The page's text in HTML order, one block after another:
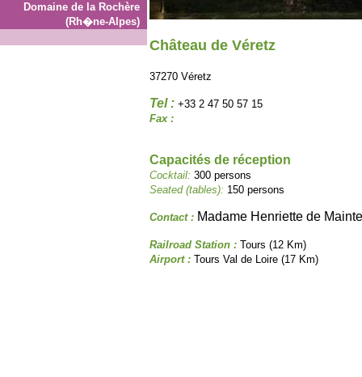
Domaine de la Rochère
(Rh�ne-Alpes)
Château de Véretz
37270 Véretz
Tel : +33 2 47 50 57 15
Fax :
Capacités de réception
Cocktail: 300 persons
Seated (tables): 150 persons
Contact : Madame Henriette de
Railroad Station : Tours (12 Km)
Airport : Tours Val de Loire (17 Km)